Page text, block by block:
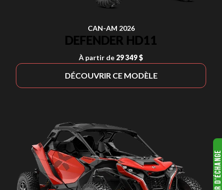
CAN-AM 2026
DEFENDER HD11
À partir de 29 349 $
DÉCOUVRIR CE MODÈLE